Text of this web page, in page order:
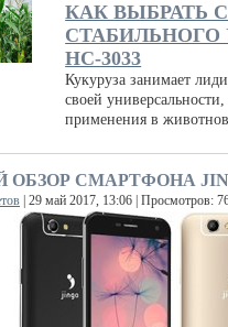
КАК ВЫБРАТЬ
СТАБИЛЬНОГО
НС-3033
Кукуруза занимает
своей
применения в
ОБЗОР СМАРТФОНА
| 29 май 2017, 13:06 | Просмотров: